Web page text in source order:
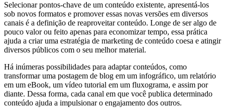
Selecionar pontos-chave de um conteúdo existente, apresentá-los
sob novos formatos e promover essas novas versões em diversos
canais é a definição de reaproveitar conteúdo. Longe de ser algo de
pouco valor ou feito apenas para economizar tempo, essa prática
ajuda a criar uma estratégia de marketing de conteúdo coesa e atingir
diversos públicos com o seu melhor material.
Há inúmeras possibilidades para adaptar conteúdos, como
transformar uma postagem de blog em um infográfico, um relatório
em um eBook, um vídeo tutorial em um fluxograma, e assim por
diante. Dessa forma, cada canal em que você publica determinado
conteúdo ajuda a impulsionar o engajamento dos outros.